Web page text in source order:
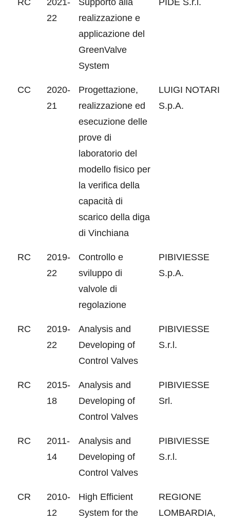
RC
2021-
22
Supporto alla
realizzazione e
applicazione del
GreenValve
System
PIDE S.r.l.
CC
2020-
21
Progettazione,
realizzazione ed
esecuzione delle
prove di
laboratorio del
modello fisico per
la verifica della
capacità di
scarico della diga
di Vinchiana
LUIGI NOTARI
S.p.A.
RC
2019-
22
Controllo e
sviluppo di
valvole di
regolazione
PIBIVIESSE
S.p.A.
RC
2019-
22
Analysis and
Developing of
Control Valves
PIBIVIESSE
S.r.l.
RC
2015-
18
Analysis and
Developing of
Control Valves
PIBIVIESSE
Srl.
RC
2011-
14
Analysis and
Developing of
Control Valves
PIBIVIESSE
S.r.l.
CR
2010-
12
High Efficient
System for the
REGIONE
LOMBARDIA,